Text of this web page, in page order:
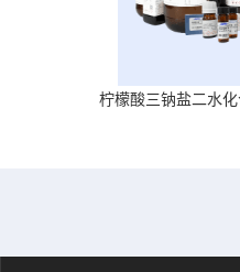
柠檬酸三钠盐二水